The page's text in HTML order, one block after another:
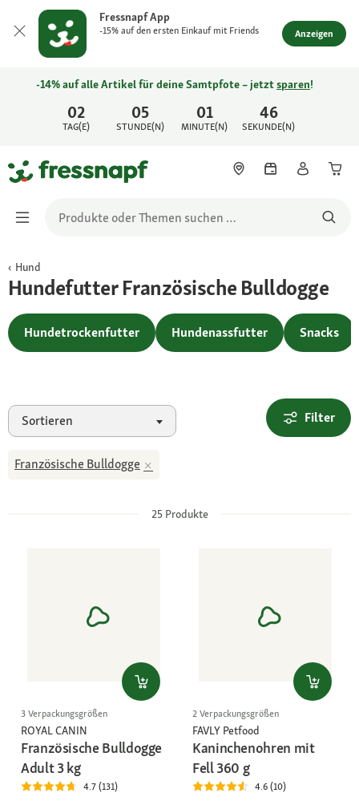
Fressnapf App
-15% auf den ersten Einkauf mit Friends Anzeigen
02
TAG(E)
05
STUNDE(N)
01
MINUTE(N)
46
SEKUNDE(N)
-14% auf alle Artikel für deine Samtpfote – jetztsparen!
Hund
Hundefutter Französische Bulldogge
Hundetrockenfutter Hundenassfutter Snacks
Sortieren Filter
Französische Bulldogge
25Produkte
3 Verpackungsgrößen
ROYAL CANIN
Französische Bulldogge
Adult 3 kg
4.7 (131)
2 Verpackungsgrößen
FAVLY Petfood
Kaninchenohren mit
Fell 360 g
4.6 (10)